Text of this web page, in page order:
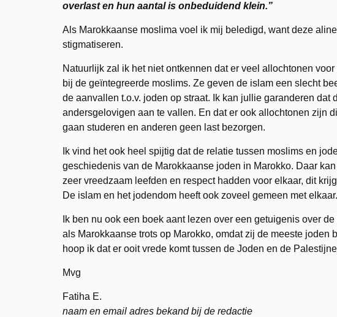
overlast en hun aantal is onbeduidend klein.”
Als Marokkaanse moslima voel ik mij beledigd, want deze
stigmatiseren.
Natuurlijk zal ik het niet ontkennen dat er veel allochtonen
bij de geïntegreerde moslims. Ze geven de islam een slecht
de aanvallen t.o.v. joden op straat. Ik kan jullie garanderen dat
andersgelovigen aan te vallen. En dat er ook allochtonen zijn
gaan studeren en anderen geen last bezorgen.
Ik vind het ook heel spijtig dat de relatie tussen moslims en
geschiedenis van de Marokkaanse joden in Marokko. Daar
zeer vreedzaam leefden en respect hadden voor elkaar, dit
De islam en het jodendom heeft ook zoveel gemeen met elkaar.
Ik ben nu ook een boek aant lezen over een getuigenis over
als Marokkaanse trots op Marokko, omdat zij de meeste joden
hoop ik dat er ooit vrede komt tussen de Joden en de
Mvg
Fatiha E.
naam en email adres bekand bij de redactie